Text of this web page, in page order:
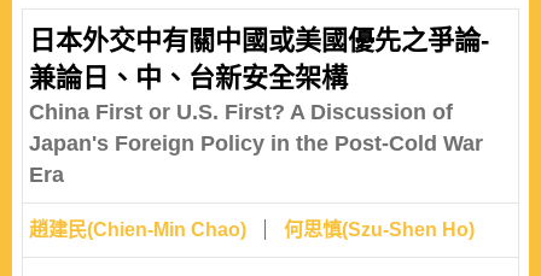
日本外交中有關中國或美國優先之爭論-
兼論日、中、台新安全架構
China First or U.S. First? A Discussion of
Japan's Foreign Policy in the Post-Cold War
Era
趙建民(Chien-Min Chao) 何思慎(Szu-Shen Ho)